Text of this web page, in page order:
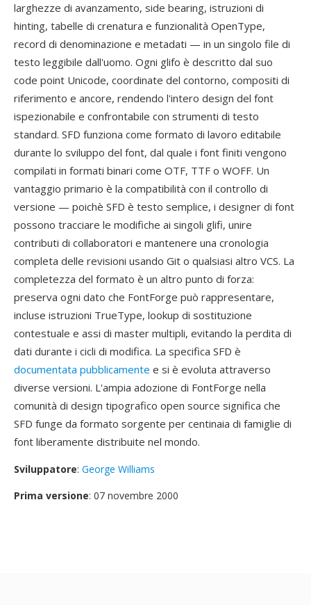
larghezze di avanzamento, side bearing, istruzioni di
hinting, tabelle di crenatura e funzionalità OpenType,
record di denominazione e metadati — in un singolo file di
testo leggibile dall'uomo. Ogni glifo è descritto dal suo
code point Unicode, coordinate del contorno, compositi di
riferimento e ancore, rendendo l'intero design del font
ispezionabile e confrontabile con strumenti di testo
standard. SFD funziona come formato di lavoro editabile
durante lo sviluppo del font, dal quale i font finiti vengono
compilati in formati binari come OTF, TTF o WOFF. Un
vantaggio primario è la compatibilità con il controllo di
versione — poichè SFD è testo semplice, i designer di font
possono tracciare le modifiche ai singoli glifi, unire
contributi di collaboratori e mantenere una cronologia
completa delle revisioni usando Git o qualsiasi altro VCS. La
completezza del formato è un altro punto di forza:
preserva ogni dato che FontForge può rappresentare,
incluse istruzioni TrueType, lookup di sostituzione
contestuale e assi di master multipli, evitando la perdita di
dati durante i cicli di modifica. La specifica SFD è
documentata pubblicamente e si è evoluta attraverso
diverse versioni. L'ampia adozione di FontForge nella
comunità di design tipografico open source significa che
SFD funge da formato sorgente per centinaia di famiglie di
font liberamente distribuite nel mondo.
Sviluppatore: George Williams
Prima versione: 07 novembre 2000